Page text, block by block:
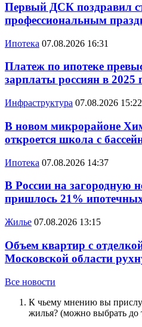
Первый ДСК поздравил
профессиональным
Ипотека 07.08.2026 16:31
Платеж по ипотеке
зарплаты россиян в 2025
Инфраструктура 07.08.2026 15:22
В новом микрорайоне
откроется школа с
Ипотека 07.08.2026 14:37
В России на загородную
пришлось 21%
Жилье 07.08.2026 13:15
Объем квартир с
Московской области
Все новости
К чьему мнению вы
жилья? (можно выбрать до